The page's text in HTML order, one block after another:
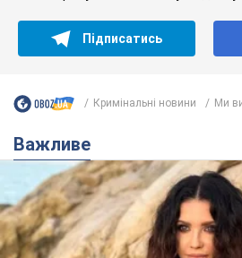
Підписатись
Кримінальні новини Ми
Важливе